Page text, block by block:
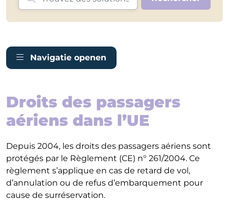
Navigatie openen
Droits des passagers
aériens dans l’UE
Depuis 2004, les droits des passagers aériens sont
protégés par le Règlement (CE) n° 261/2004. Ce
règlement s’applique en cas de retard de vol,
d’annulation ou de refus d’embarquement pour
cause de surréservation.